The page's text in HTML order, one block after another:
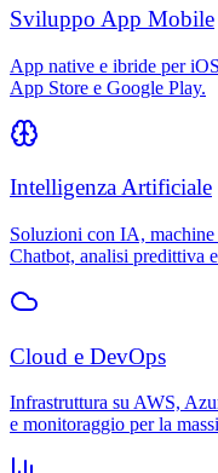
Sviluppo App Mobile
App native e ibride per
App Store e Google Play.
Intelligenza Artificiale
Soluzioni con IA,
Chatbot, analisi predittiva
Cloud e DevOps
Infrastruttura su AWS,
e monitoraggio per la